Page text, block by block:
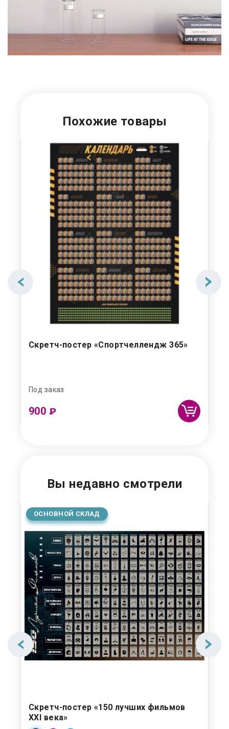
Похожие товары
Скретч-постер «Спортчеллендж 365»
Под заказ
900 ₽
Вы недавно смотрели
ОСНОВНОЙ СКЛАД
Скретч-постер «150 лучших фильмов
XXI века»